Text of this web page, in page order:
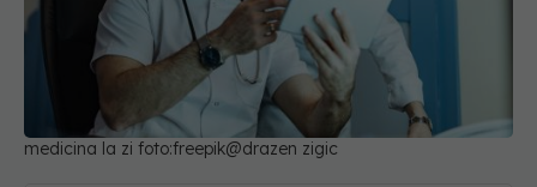
medicina la zi foto:freepik@drazen zigic